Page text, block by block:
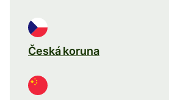
Česká koruna